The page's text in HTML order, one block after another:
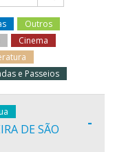
Outros
Cinema
e Passeios
-
DE SÃO